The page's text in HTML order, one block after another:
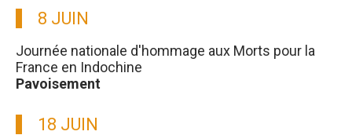
8 JUIN
Journée nationale d'hommage aux Morts pour la
France en Indochine
Pavoisement
18 JUIN